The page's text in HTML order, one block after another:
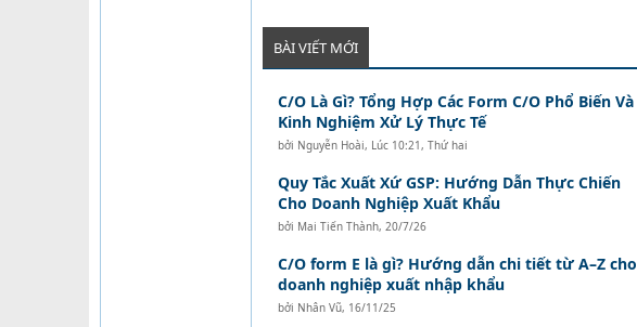
BÀI VIẾT MỚI
C/O Là Gì? Tổng Hợp Các Form C/O Phổ Biến Và
Kinh Nghiệm Xử Lý Thực Tế
bởi Nguyễn Hoài, Lúc 10:21, Thứ hai
Quy Tắc Xuất Xứ GSP: Hướng Dẫn Thực Chiến
Cho Doanh Nghiệp Xuất Khẩu
bởi Mai Tiến Thành, 20/7/26
C/O form E là gì? Hướng dẫn chi tiết từ A–Z cho
doanh nghiệp xuất nhập khẩu
bởi Nhân Vũ, 16/11/25